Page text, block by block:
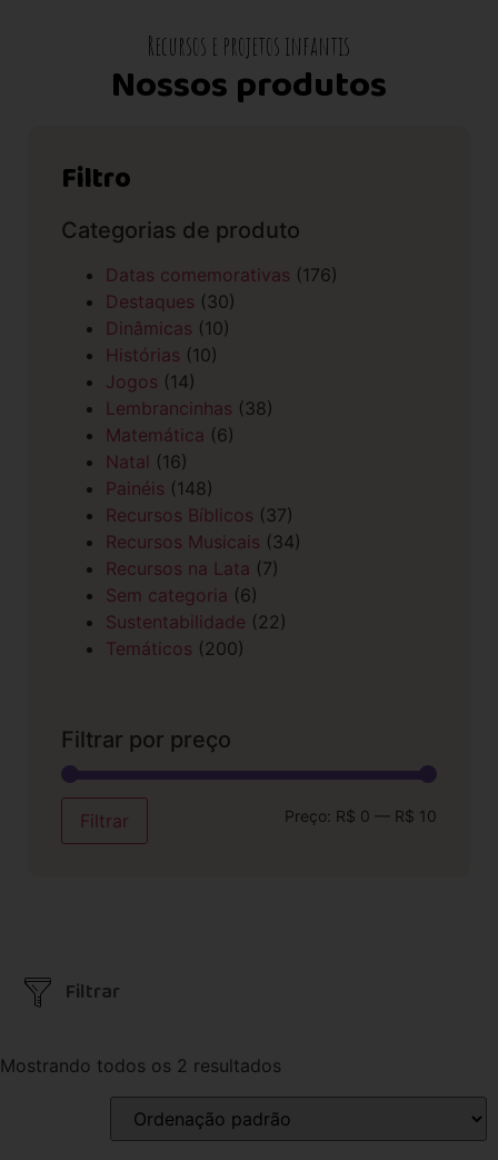
Recursos e projetos infantis
Nossos produtos
Filtro
Categorias de produto
Datas comemorativas (176)
Destaques (30)
Dinâmicas (10)
Histórias (10)
Jogos (14)
Lembrancinhas (38)
Matemática (6)
Natal (16)
Painéis (148)
Recursos Bíblicos (37)
Recursos Musicais (34)
Recursos na Lata (7)
Sem categoria (6)
Sustentabilidade (22)
Temáticos (200)
Filtrar por preço
Filtrar Preço: R$ 0 — R$ 10
Filtrar
Mostrando todos os 2 resultados